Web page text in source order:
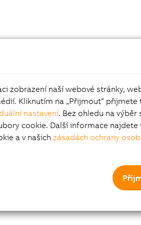
zobrazení naší webové stránky,
Kliknutím na „Přijmout“
nastavení. Bez ohledu na výběr
cookie. Další informace najdete
a v našich zásadách ochrany